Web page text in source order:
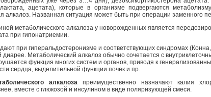
ацетата), которые в организме подвергаются
алкалоз. Названная ситуация может быть при операции заменного
метаболического алкалоза у новорожденных является
при гипонатриемии.
при гиперальдостеронизме и соответствующих синдромах
Метаболический алкалоз обычно сочетается с
функция многих систем и органов, приводя к
сердца, выделительной функции почек и пр.
алкалоза преимущественно назначают калия
вместе с глюкозой и инсулином в виде поляризующей смеси.